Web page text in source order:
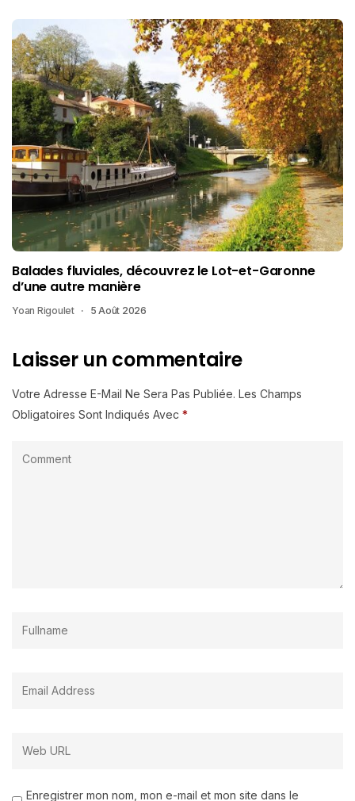
Balades fluviales, découvrez le Lot-et-Garonne
d’une autre manière
Yoan Rigoulet 5 Août 2026
Laisser un commentaire
Votre Adresse E-Mail Ne Sera Pas Publiée. Les Champs
Obligatoires Sont Indiqués Avec *
Enregistrer mon nom, mon e-mail et mon site dans le